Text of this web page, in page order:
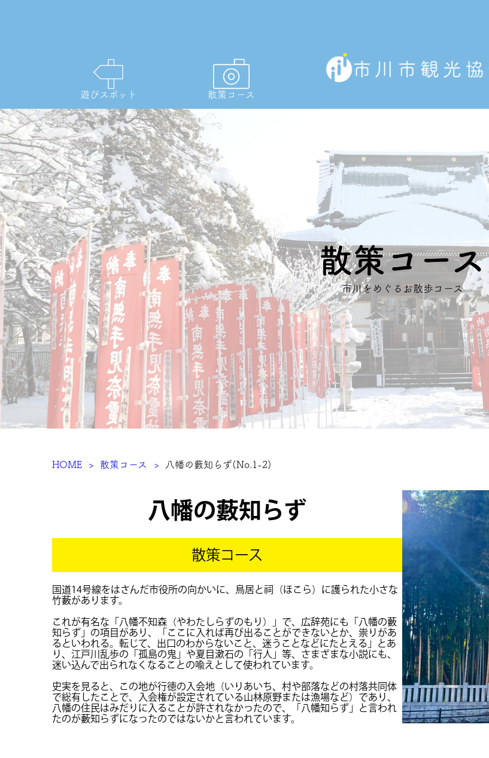
遊びスポット 散策コース
散策コース
市川をめぐるお散歩コース
HOME 散策コース 八幡の藪知らず(No.1-2)
八幡の藪知らず
散策コース
国道14号線をはさんだ市役所の向かいに、鳥居と祠（ほこら）に護られた小さな
竹藪があります。
これが有名な「八幡不知森（やわたしらずのもり）」で、広辞苑にも「八幡の藪
知らず」の項目があり、「ここに入れば再び出ることができないとか、祟りがあ
るといわれる。転じて、出口のわからないこと、迷うことなどにたとえる」とあ
り、江戸川乱歩の「孤島の鬼」や夏目漱石の「行人」等、さまざまな小説にも、
迷い込んで出られなくなることの喩えとして使われています。
史実を見ると、この地が行徳の入会地（いりあいち、村や部落などの村落共同体
で総有したことで、入会権が設定されている山林原野または漁場など）であり、
八幡の住民はみだりに入ることが許されなかったので、「八幡知らず」と言われ
たのが藪知らずになったのではないかと言われています。